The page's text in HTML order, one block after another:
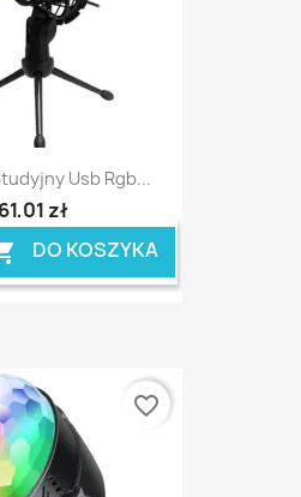
Usb Rgb...
61,01 zł
DO KOSZYKA
favorite_border